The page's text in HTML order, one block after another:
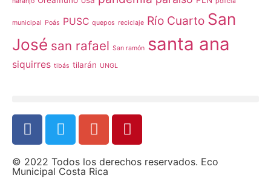
municipal Poás PUSC quepos reciclaje Río Cuarto San
José san rafael San ramón santa ana
siquirres tibás tilarán UNGL
© 2022 Todos los derechos reservados. Eco
Municipal Costa Rica